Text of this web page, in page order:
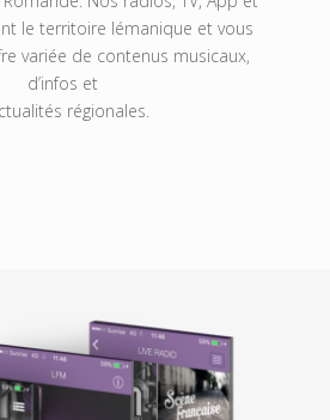
le territoire lémanique et vous
variée de contenus musicaux,
d’infos et
régionales.